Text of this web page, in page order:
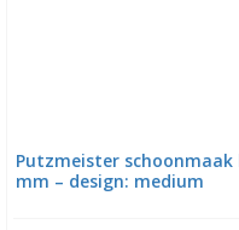
Putzmeister schoonmaak
mm – design: medium